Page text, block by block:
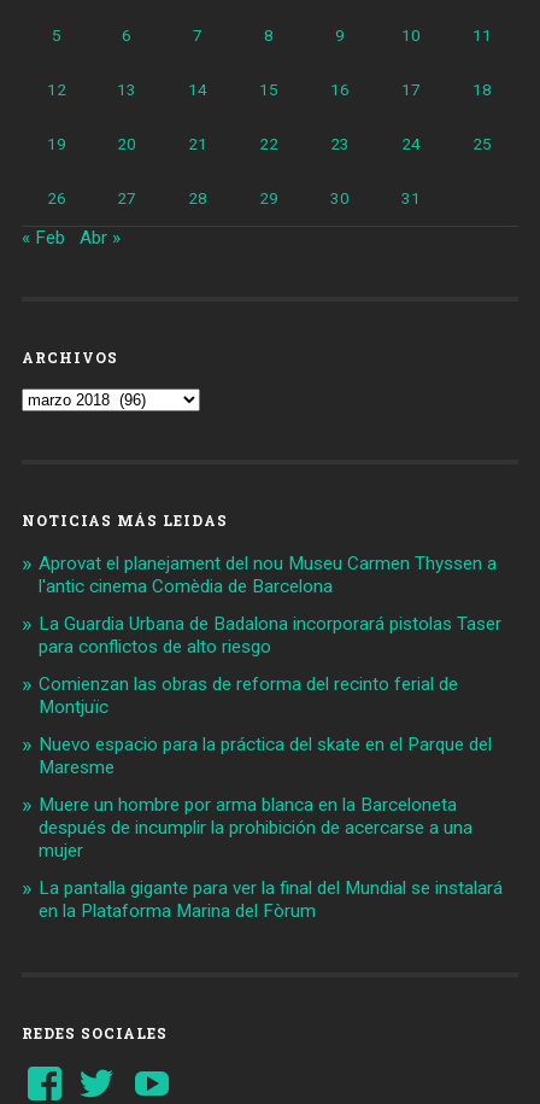
5 6 7 8 9 10 11
12 13 14 15 16 17 18
19 20 21 22 23 24 25
26 27 28 29 30 31
« Feb Abr »
ARCHIVOS
Archivos
NOTICIAS MÁS LEIDAS
Aprovat el planejament del nou Museu Carmen Thyssen a
l'antic cinema Comèdia de Barcelona
La Guardia Urbana de Badalona incorporará pistolas Taser
para conflictos de alto riesgo
Comienzan las obras de reforma del recinto ferial de
Montjuïc
Nuevo espacio para la práctica del skate en el Parque del
Maresme
Muere un hombre por arma blanca en la Barceloneta
después de incumplir la prohibición de acercarse a una
mujer
La pantalla gigante para ver la final del Mundial se instalará
en la Plataforma Marina del Fòrum
REDES SOCIALES
Ver
perfil
Ver
perfil